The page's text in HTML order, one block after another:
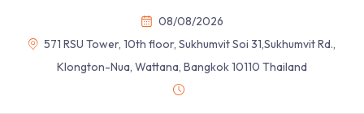
08/08/2026
571 RSU Tower, 10th floor, Sukhumvit Soi 31,Sukhumvit Rd.,
Klongton-Nua, Wattana, Bangkok 10110 Thailand